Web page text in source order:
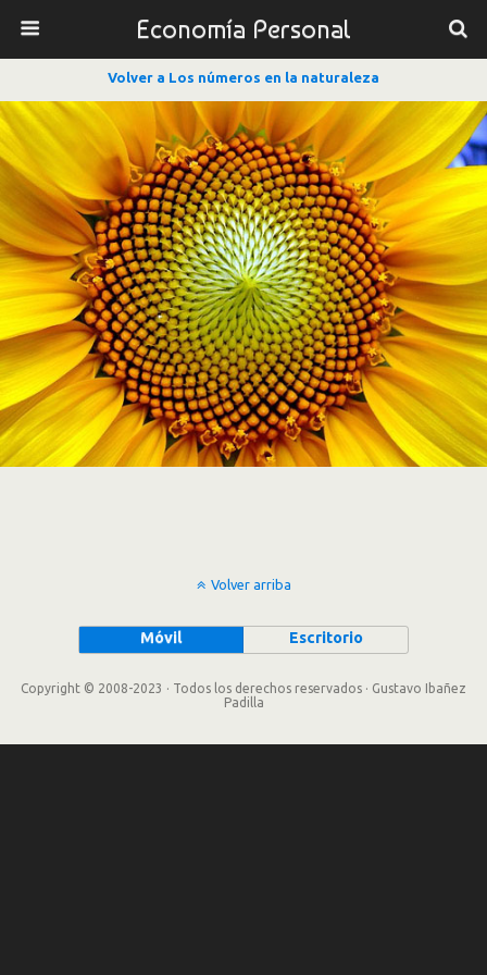
Economía Personal
Volver a Los números en la naturaleza
Volver arriba
Móvil Escritorio
Copyright © 2008-2023 · Todos los derechos reservados · Gustavo Ibañez
Padilla